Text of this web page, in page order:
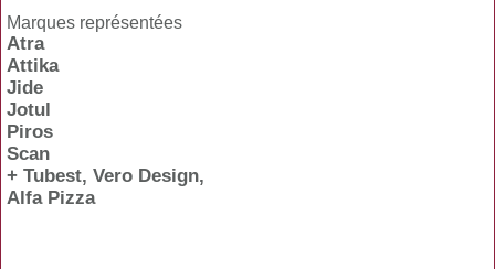
Marques représentées
Atra
Attika
Jide
Jotul
Piros
Scan
+ Tubest, Vero Design,
Alfa Pizza